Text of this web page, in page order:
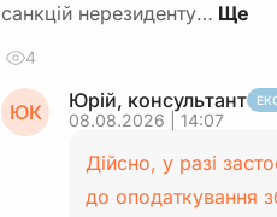
санкцій нерезиденту…
4
ЮК Юрій, консультант
08.08.2026 | 14:07
Дійсно, у разі
до оподаткування